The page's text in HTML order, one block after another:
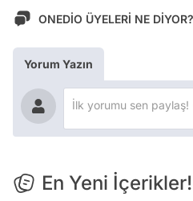
ONEDİO ÜYELERİ NE DİYOR?
Yorum Yazın
En Yeni İçerikler!